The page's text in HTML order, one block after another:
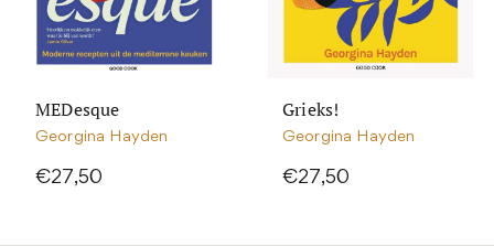
MEDesque
Georgina Hayden
€27,50
Grieks!
Georgina Hayden
€27,50